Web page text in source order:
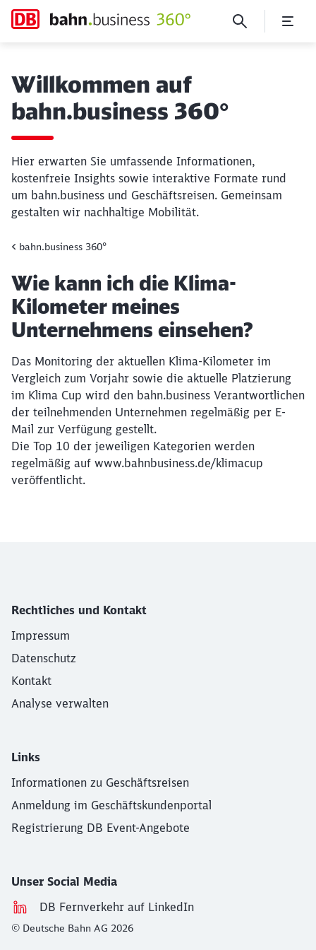
Willkommen auf
bahn.business 360°
Hier erwarten Sie umfassende Informationen,
kostenfreie Insights sowie interaktive Formate rund
um bahn.business und Geschäftsreisen. Gemeinsam
gestalten wir nachhaltige Mobilität.
bahn.business 360°
Artikel:
Wie kann ich die Klima-
Kilometer meines
Unternehmens einsehen?
Das Monitoring der aktuellen Klima-Kilometer im
Vergleich zum Vorjahr sowie die aktuelle Platzierung
im Klima Cup wird den bahn.business Verantwortlichen
der teilnehmenden Unternehmen regelmäßig per E-
Mail zur Verfügung gestellt.
Die Top 10 der jeweiligen Kategorien werden
regelmäßig auf www.bahnbusiness.de/klimacup
veröffentlicht.
Rechtliches und Kontakt
Impressum
Datenschutz
Kontakt
Analyse verwalten
Links
Informationen zu Geschäftsreisen
Anmeldung im Geschäftskundenportal
Registrierung DB Event-Angebote
Unser Social Media
DB Fernverkehr auf LinkedIn
© Deutsche Bahn AG 2026